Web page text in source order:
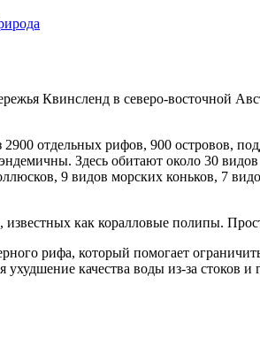
Квинсленд в северо-восточной
отдельных рифов, 900 островов,
Здесь обитают около 30
9 видов морских коньков, 7
как коралловые полипы.
рифа, который помогает
качества воды из-за стоков и